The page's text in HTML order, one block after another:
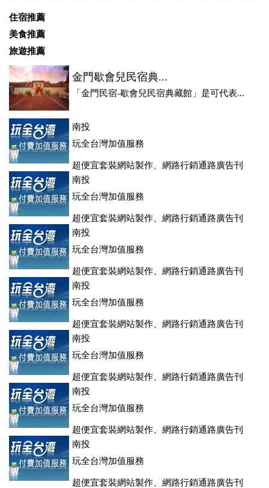
住宿推薦
美食推薦
旅遊推薦
金門歇會兒民宿典...
「金門民宿-歇會兒民宿典藏館」是可代表...
南投
玩全台灣加值服務
超便宜套裝網站製作、網路行銷通路廣告刊
登、訂房系統、客房委託旅行社銷售，全面優惠中....
南投
玩全台灣加值服務
超便宜套裝網站製作、網路行銷通路廣告刊
登、訂房系統、客房委託旅行社銷售，全面優惠中....
南投
玩全台灣加值服務
超便宜套裝網站製作、網路行銷通路廣告刊
登、訂房系統、客房委託旅行社銷售，全面優惠中....
南投
玩全台灣加值服務
超便宜套裝網站製作、網路行銷通路廣告刊
登、訂房系統、客房委託旅行社銷售，全面優惠中....
南投
玩全台灣加值服務
超便宜套裝網站製作、網路行銷通路廣告刊
登、訂房系統、客房委託旅行社銷售，全面優惠中....
南投
玩全台灣加值服務
超便宜套裝網站製作、網路行銷通路廣告刊
登、訂房系統、客房委託旅行社銷售，全面優惠中....
南投
玩全台灣加值服務
超便宜套裝網站製作、網路行銷通路廣告刊